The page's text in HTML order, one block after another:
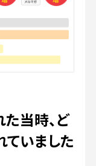
当時、ど
ていました